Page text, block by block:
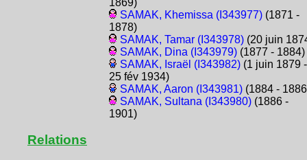
1869)
SAMAK, Khemissa (I343977)(1871 -
1878)
SAMAK, Tamar (I343978)(20 juin
SAMAK, Dina (I343979)(1877 - 1884)
SAMAK, Israël (I343982)(1 juin 1879 -
25 fév 1934)
SAMAK, Aaron (I343981)(1884 -
SAMAK, Sultana (I343980)(1886 -
1901)
Relations